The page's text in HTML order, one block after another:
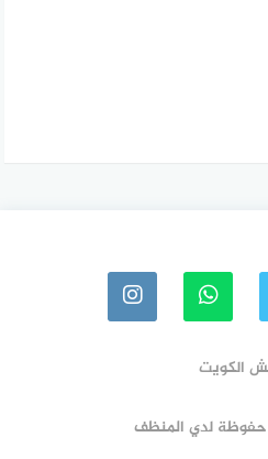
الكويت
لدي المنظف